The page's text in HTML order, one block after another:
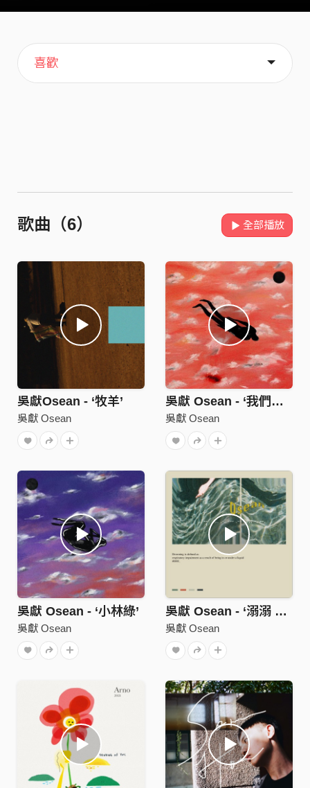
主頁
喜歡
關於
歌曲（6） 全部播放
吳獻Osean - ‘牧羊’
吳獻 Osean
吳獻 Osean - ‘我們只在地球住幾晚 For a While’
吳獻 Osean
吳獻 Osean - ‘小林綠’
吳獻 Osean
吳獻 Osean - ‘溺溺 Drowning’
吳獻 Osean